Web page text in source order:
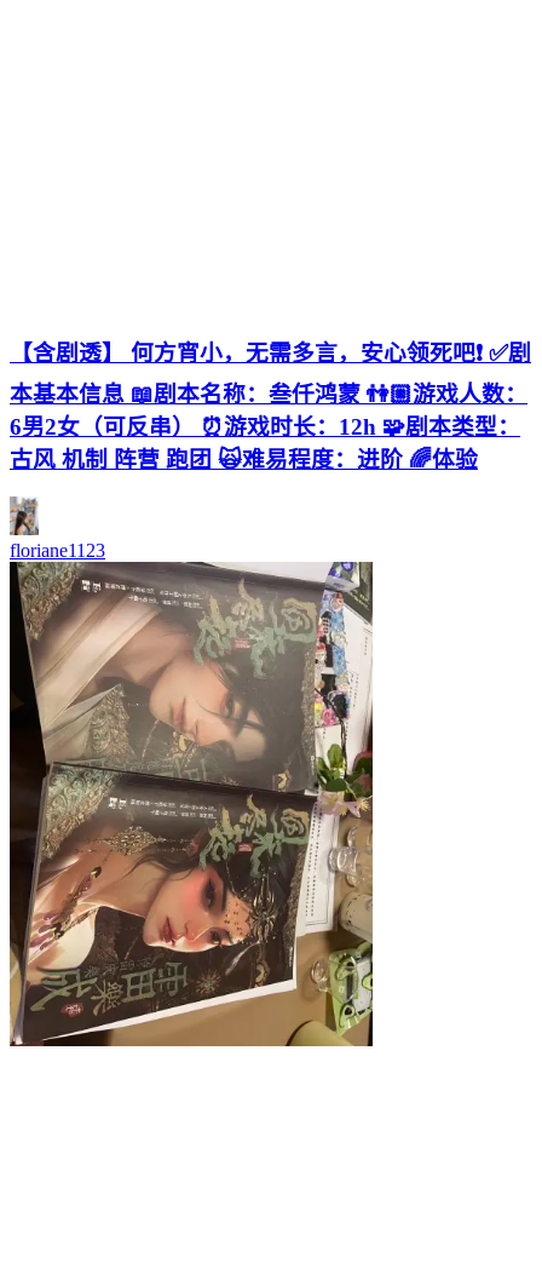
【含剧透】 何方宵小，无需多言，安心领死吧❗ ✅剧
本基本信息 📖剧本名称：叁仟鸿蒙 👫🏼游戏人数：
6男2女（可反串） ⏰游戏时长：12h 🧩剧本类型：
古风 机制 阵营 跑团 🙀难易程度：进阶 🌈体验
floriane1123